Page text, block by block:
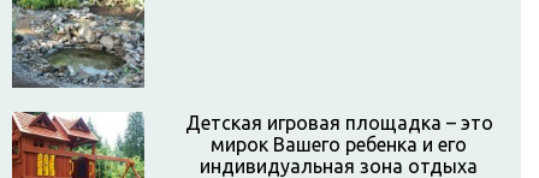
Детская игровая площадка – это
мирок Вашего ребенка и его
индивидуальная зона отдыха